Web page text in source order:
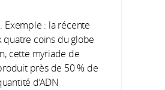
Exemple : la récente
quatre coins du globe
cette myriade de
près de 50 % de
d’ADN